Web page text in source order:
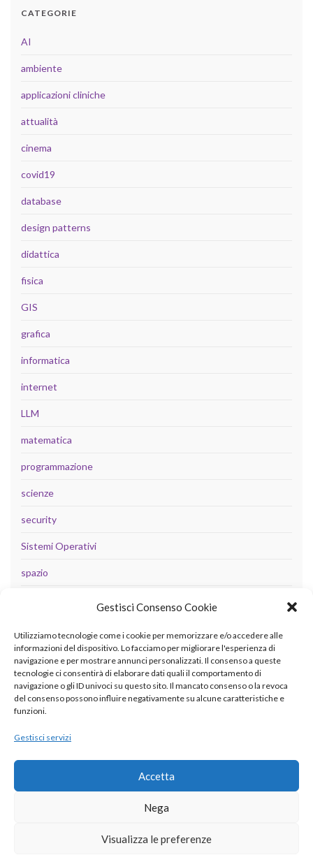
Gestisci Consenso Cookie
Utilizziamo tecnologie come i cookie per memorizzare e/o accedere alle
informazioni del dispositivo. Lo facciamo per migliorare l'esperienza di
navigazione e per mostrare annunci personalizzati. Il consenso a queste
tecnologie ci consentirà di elaborare dati quali il comportamento di
navigazione o gli ID univoci su questo sito. Il mancato consenso o la revoca
del consenso possono influire negativamente su alcune caratteristiche e
funzioni.
Gestisci servizi
Accetta
Nega
Visualizza le preferenze
CATEGORIE
AI
ambiente
applicazioni cliniche
attualità
cinema
covid19
database
design patterns
didattica
fisica
GIS
grafica
informatica
internet
LLM
matematica
programmazione
scienze
security
Sistemi Operativi
spazio
META
Accedi
Feed dei contenuti
Feed dei commenti